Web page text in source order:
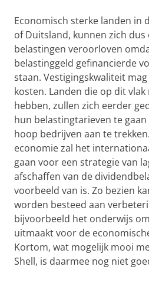
Economisch sterke landen in
of Duitsland, kunnen zich
belastingen veroorloven
belastinggeld gefinancierde
staan. Vestigingskwaliteit
kosten. Landen die op dit
hebben, zullen zich eerder
hun belastingtarieven te
hoop bedrijven aan te
economie zal het
gaan voor een strategie van
afschaffen van de
voorbeeld van is. Zo bezien
worden besteed aan
bijvoorbeeld het onderwijs
uitmaakt voor de
Kortom, wat mogelijk mooi
Shell, is daarmee nog niet